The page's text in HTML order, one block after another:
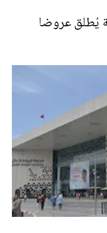
يُطلق عروضا